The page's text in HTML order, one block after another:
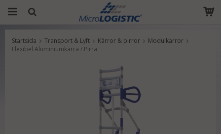
Produkten har blivit tillagd i varukorgen
Startsida Transport & Lyft Kärror & pirror
Modulkärror
Flexibel Aluminiumkärra / Pirra